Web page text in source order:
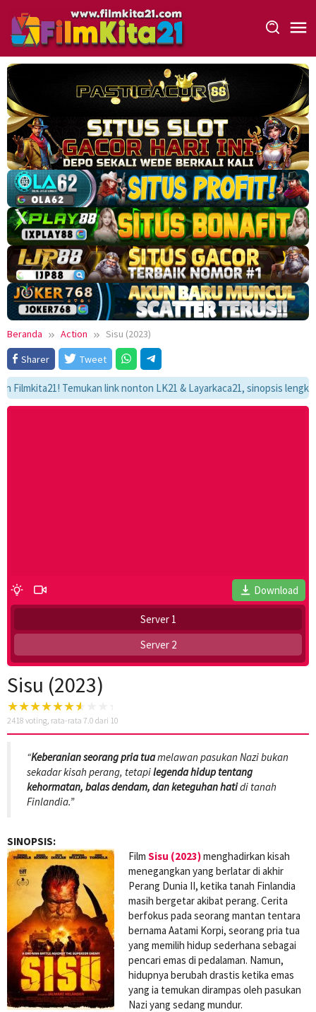
konten
Beranda Action
Sisu (2023)
Sharer
Tweet
Temukan link nonton LK21 & Layarkaca21, sinopsis lengkap,
Download
Server 1
Server 2
Sisu (2023)
2418 voting, rata-rata 7.0 dari 10
“Keberanian seorang pria tuamelawan pasukan Nazi bukan
sekadar kisah perang, tetapilegenda hidup tentang
kehormatan, balas dendam, dan keteguhan hatidi tanah
Finlandia.”
SINOPSIS:
Film Sisu (2023)menghadirkan kisah
menegangkan yang berlatar di akhir
Perang Dunia II, ketika tanah Finlandia
masih bergetar akibat perang. Cerita
berfokus pada seorang mantan tentara
bernama Aatami Korpi, seorang pria tua
yang memilih hidup sederhana sebagai
pencari emas di pedalaman. Namun,
hidupnya berubah drastis ketika emas
yang ia temukan dirampas oleh pasukan
Nazi yang sedang mundur.